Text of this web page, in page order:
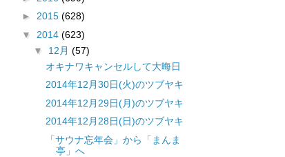
► 2015 (628)
▼ 2014 (623)
▼ 12月 (57)
オキナワキャンセルして大晦日
2014年12月30日(火)のツブヤキ
2014年12月29日(月)のツブヤキ
2014年12月28日(日)のツブヤキ
「サウナ忘年会」から「まんま
亭」へ